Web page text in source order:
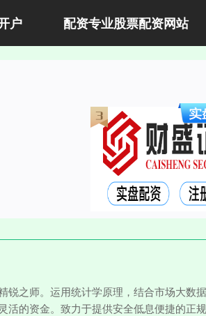
户 配资专业股票配资网站
之师。运用统计学原理，结合市场大数
的资金。致力于提供安全低息便捷的正